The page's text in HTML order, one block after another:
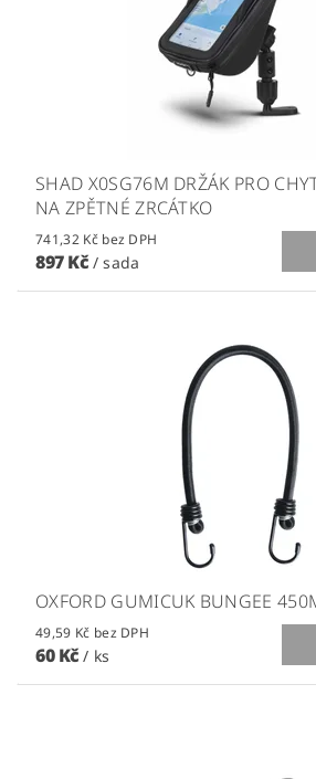
SHAD X0SG76M DRŽÁK PRO
NA ZPĚTNÉ ZRCÁTKO
741,32 Kč bez DPH
897 Kč / sada
OXFORD GUMICUK BUNGEE
49,59 Kč bez DPH
60 Kč/ ks